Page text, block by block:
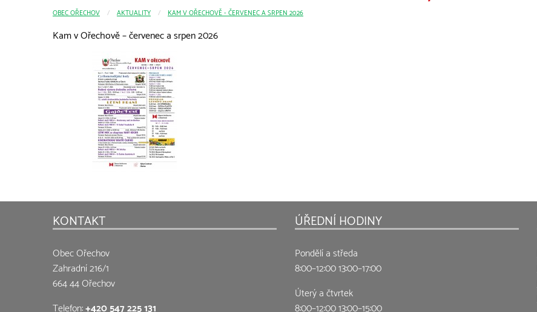
OBEC OŘECHOV CURRENT:
AKTUALITY KAM V OŘECHOVĚ - ČERVENEC A SRPEN 2026
Kam v Ořechově – červenec a srpen 2026
KONTAKT
Obec Ořechov
Zahradní 216/1
664 44 Ořechov
Telefon:+420 547 225 131
ÚŘEDNÍ HODINY
Pondělí a středa
8:00–12:00 13:00–17:00
Úterý a čtvrtek
8:00–12:00 13:00–15:00